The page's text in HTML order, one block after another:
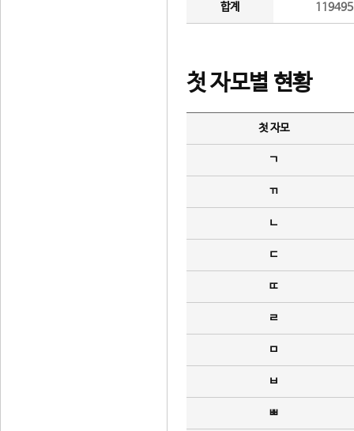
합계
첫 자모별 현황
첫 자모
ㄱ
ㄲ
ㄴ
ㄷ
ㄸ
ㄹ
ㅁ
ㅂ
ㅃ